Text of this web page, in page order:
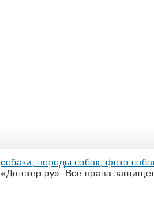
собаки, породы собак, фото
«Догстер.ру». Все права